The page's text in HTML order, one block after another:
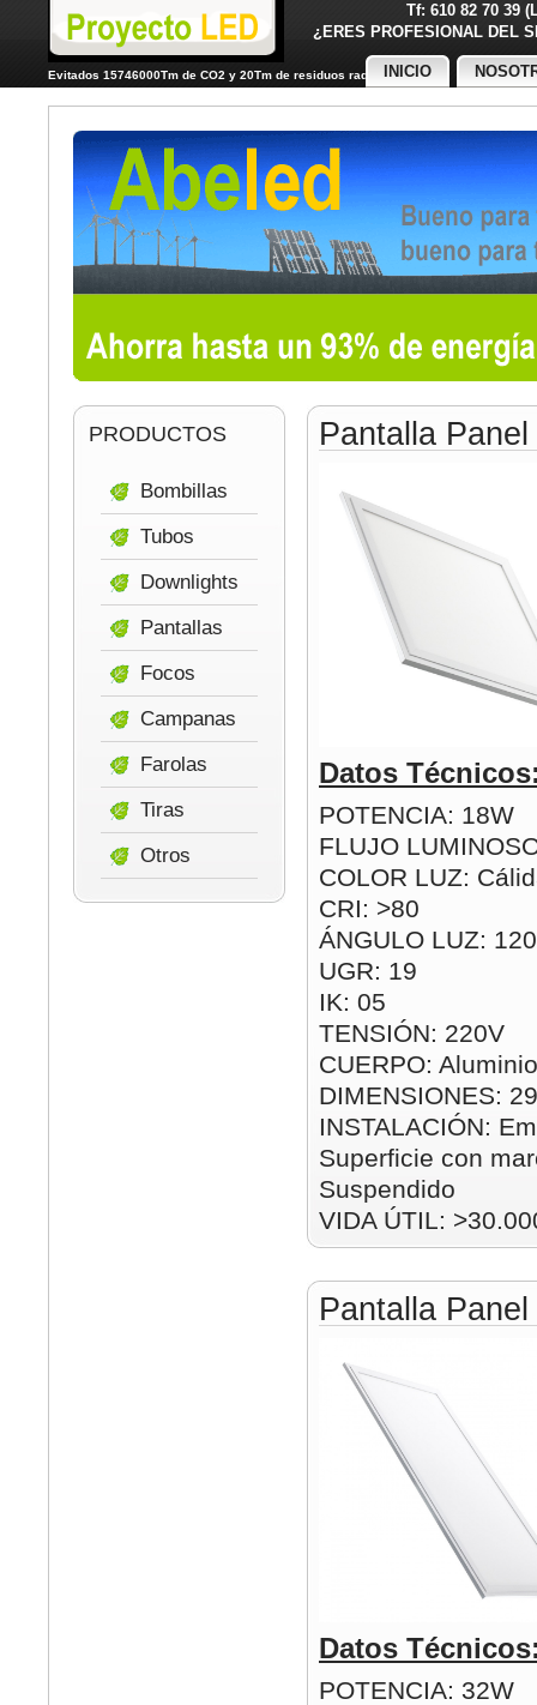
Tf: 610 82 70 39
¿ERES PROFESIONAL
Evitados 15746000Tm de CO2 y 20Tm de residuos radiactivos
INICIO
Pantalla
Datos
POTENCIA: 18W
FLUJO
COLOR LUZ:
CRI: >80
ÁNGULO LUZ:
UGR: 19
IK: 05
TENSIÓN: 220V
CUERPO:
DIMENSIONES:
INSTALACIÓN:
Superficie con
Suspendido
VIDA ÚTIL:
Pantalla
Datos
POTENCIA: 32W
PRODUCTOS
Bombillas
Tubos
Downlights
Pantallas
Focos
Campanas
Farolas
Tiras
Otros